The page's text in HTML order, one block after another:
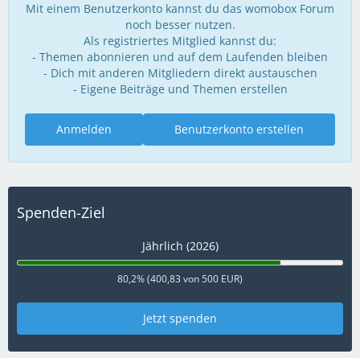
Mit einem Benutzerkonto kannst du das womobox Forum
noch besser nutzen.
Als registriertes Mitglied kannst du:
- Themen abonnieren und auf dem Laufenden bleiben
- Dich mit anderen Mitgliedern direkt austauschen
- Eigene Beiträge und Themen erstellen
Benutzerkonto erstellen
Anmelden
Spenden-Ziel
Jährlich (2026)
80,2% (400,83 von 500 EUR)
Jetzt spenden